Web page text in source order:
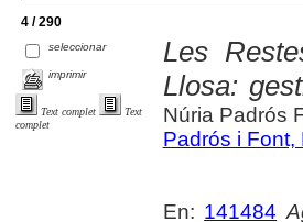
4 / 290
seleccionar
imprimir
Text complet
Text
complet
Les
Llosa:
Núria Padrós
Padrós i Font,
En: 141484